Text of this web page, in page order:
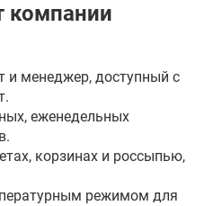
компании
и менеджер, доступный с
еженедельных
корзинах и россыпью,
режимом для